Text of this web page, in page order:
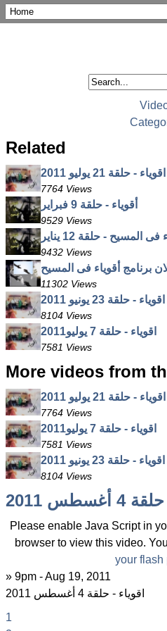
Related
اقوياء - حلقة 21 يوليو 2011
7764 Views
أقوياء - حلقة 9 فبراير
9529 Views
فى المسيح - حلقة 12 يناير
9432 Views
برنامج أقوياء فى المسيح
11302 Views
اقوياء - حلقة 23 يونيو 2011
8104 Views
اقوياء - حلقة 7 يوليو2011
7581 Views
More videos from
اقوياء - حلقة 21 يوليو 2011
7764 Views
اقوياء - حلقة 7 يوليو2011
7581 Views
اقوياء - حلقة 23 يونيو 2011
8104 Views
أغسطس 2011
Please enable Java Script in
browser to view this video.
your flash
» 9pm - Aug 19, 2011
اقوياء - حلقة 4 أغسطس 2011
1